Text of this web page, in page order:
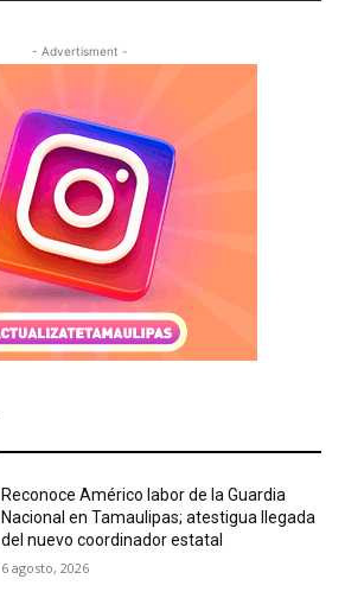
- Advertisment -
Reconoce Américo labor de la Guardia
Nacional en Tamaulipas; atestigua llegada
del nuevo coordinador estatal
6 agosto, 2026